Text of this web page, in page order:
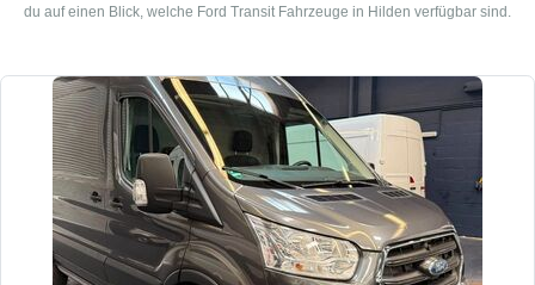
du auf einen Blick, welche Ford Transit Fahrzeuge in Hilden verfügbar sind.